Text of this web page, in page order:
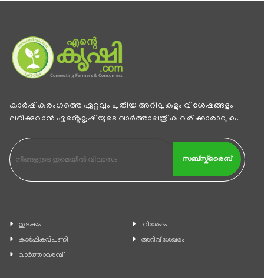
കാര്‍ഷികരംഗത്തെ ഏറ്റവും പുതിയ അറിവുകളും വിശേഷങ്ങളും
ലഭിക്കുവാന്‍ എൻ്റെകൃഷിയുടെ വാര്‍ത്താപ്പത്രിക വരിക്കാരാവുക.
സബ്സ്ക്രൈബ്
തുടക്കം
കാ‍ർഷികവിപണി
വാര്‍ത്താവരമ്പ്
വിശേഷം
അറിവ് ശേഖരം